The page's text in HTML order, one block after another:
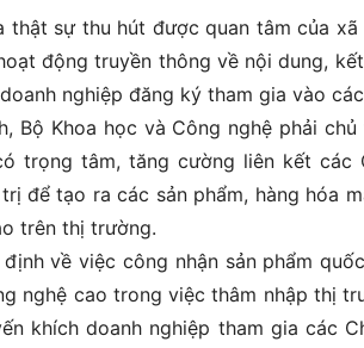
sự thu hút được quan tâm của
động truyền thông về nội dung,
nghiệp đăng ký tham gia vào
Bộ Khoa học và Công nghệ phải
trọng tâm, tăng cường liên kết các
để tạo ra các sản phẩm, hàng hóa
trên thị trường.
về việc công nhận sản phẩm
nghệ cao trong việc thâm nhập thị
khích doanh nghiệp tham gia các